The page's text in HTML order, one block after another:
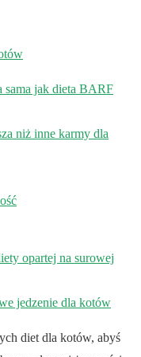
sama jak dieta BARF
niż inne karmy dla
opartej na surowej
jedzenie dla kotów
diet dla kotów, abyś